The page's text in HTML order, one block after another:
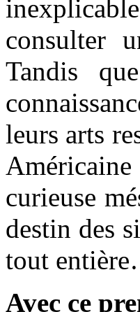
consulter
Tandis
leurs arts
Américaine
curieuse
destin des
tout
Avec ce